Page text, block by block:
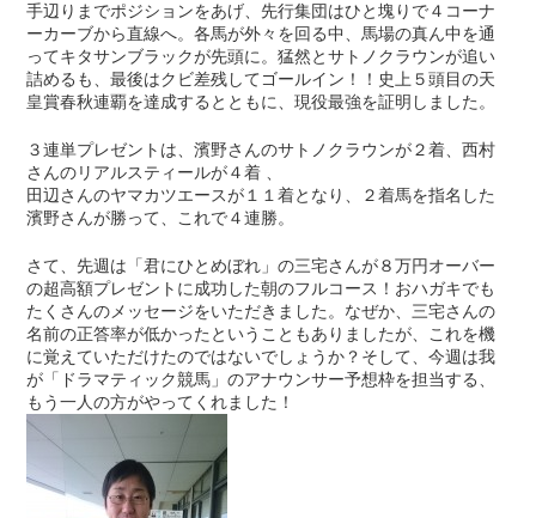
手辺りまでポジションをあげ、先行集団はひと塊りで４コーナ
ーカーブから直線へ。各馬が外々を回る中、馬場の真ん中を通
ってキタサンブラックが先頭に。猛然とサトノクラウンが追い
詰めるも、最後はクビ差残してゴールイン！！史上５頭目の天
皇賞春秋連覇を達成するとともに、現役最強を証明しました。
３連単プレゼントは、濱野さんのサトノクラウンが２着、西村
さんのリアルスティールが４着 、
田辺さんのヤマカツエースが１１着となり、２着馬を指名した
濱野さんが勝って、これで４連勝。
さて、先週は「君にひとめぼれ」の三宅さんが８万円オーバー
の超高額プレゼントに成功した朝のフルコース！おハガキでも
たくさんのメッセージをいただきました。なぜか、三宅さんの
名前の正答率が低かったということもありましたが、これを機
に覚えていただけたのではないでしょうか？そして、今週は我
が「ドラマティック競馬」のアナウンサー予想枠を担当する、
もう一人の方がやってくれました！